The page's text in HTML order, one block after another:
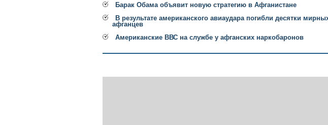
Барак Обама объявит новую стратегию в Афганистане
В результате американского авиаудара погибли десятки
афганцев
Американские ВВС на службе у афганских наркобаронов